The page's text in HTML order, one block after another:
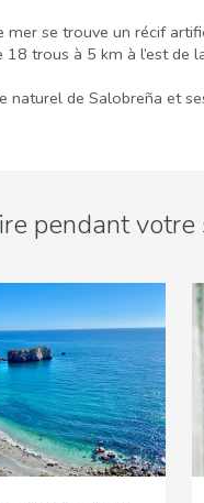
mer se trouve un récif
trous à 5 km à l’est de
naturel de Salobreña et
pendant votre